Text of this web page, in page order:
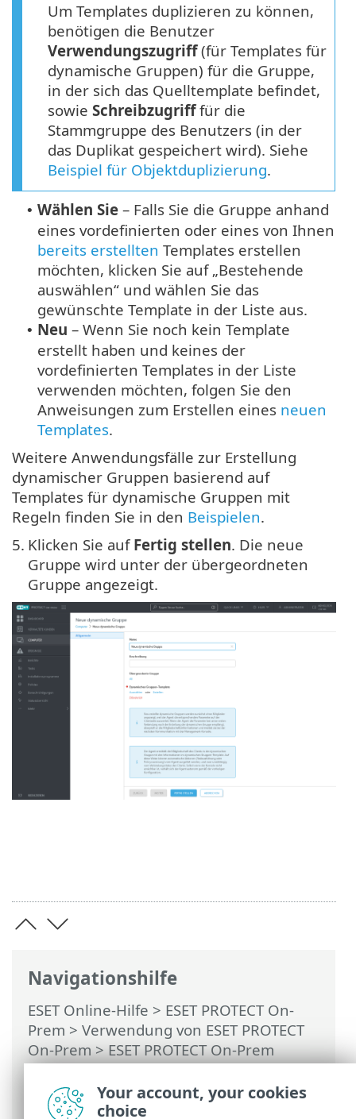
Navigationshilfe
ESET Online-Hilfe > ESET PROTECT On-
Prem > Verwendung von ESET PROTECT
On-Prem>ESET PROTECT On-Prem
Hauptmenü>Computer>Gruppen>
Dynamische Gruppen> Neue
dynamische Gruppe
Um Templates duplizieren zu können,
benötigen die Benutzer
Verwendungszugriff(für Templates für
dynamische Gruppen) für die Gruppe,
in der sich das Quelltemplate befindet,
sowie Schreibzugrifffür die
Stammgruppe des Benutzers (in der
das Duplikat gespeichert wird). Siehe
Beispiel für Objektduplizierung.
• Wählen Sie – Falls Sie die Gruppe anhand
eines vordefinierten oder eines von Ihnen
bereits erstellten Templates erstellen
möchten, klicken Sie auf „Bestehende
auswählen“ und wählen Sie das
gewünschte Template in der Liste aus.
• Neu – Wenn Sie noch kein Template
erstellt haben und keines der
vordefinierten Templates in der Liste
verwenden möchten, folgen Sie den
Anweisungen zum Erstellen eines neuen
Templates.
Weitere Anwendungsfälle zur Erstellung
dynamischer Gruppen basierend auf
Templates für dynamische Gruppen mit
Regeln finden Sie in den Beispielen.
5. Klicken Sie auf Fertig stellen. Die neue
Gruppe wird unter der übergeordneten
Gruppe angezeigt.
Your account, your cookies
choice